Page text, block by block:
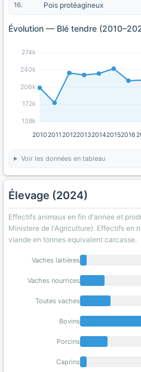
Pois protéagineux
Évolution — Blé tendre
138k
172k
206k
240k
274k
2010201120122013201420152016
Voir les données en tableau
Élevage (2024)
Effectifs animaux en fin d'annee et
Ministere de l'Agriculture). Effectifs en
viande en tonnes equivalent carcasse.
Vaches laitières
Vaches nourrices
Toutes vaches
Bovins
Porcins
Caprins